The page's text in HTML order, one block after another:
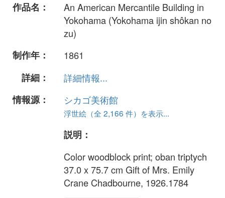
作品名：
An American Mercantile Building in
Yokohama (Yokohama ijin shôkan no
zu)
制作年：
1861
詳細：
詳細情報...
情報源：
シカゴ美術館
浮世絵（全 2,166 件）を表示...
説明：
Color woodblock print; oban triptych
37.0 x 75.7 cm Gift of Mrs. Emily
Crane Chadbourne, 1926.1784